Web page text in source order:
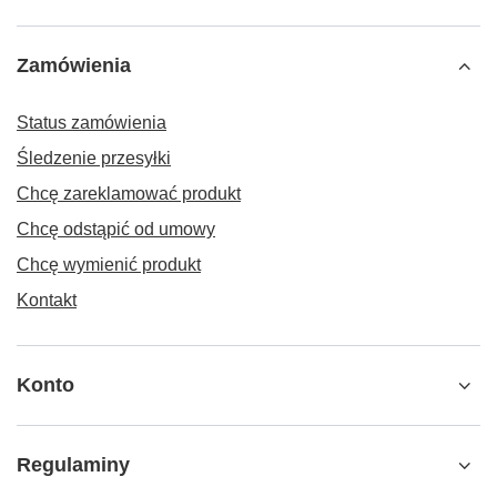
Zamówienia
Status zamówienia
Śledzenie przesyłki
Chcę zareklamować produkt
Chcę odstąpić od umowy
Chcę wymienić produkt
Kontakt
Konto
Regulaminy